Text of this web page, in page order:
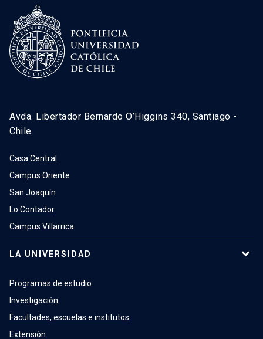
Avda. Libertador Bernardo O’Higgins 340, Santiago -
Chile
Casa Central
Campus Oriente
San Joaquín
Lo Contador
Campus Villarrica
LA UNIVERSIDAD
Programas de estudio
Investigación
Facultades, escuelas e institutos
Extensión